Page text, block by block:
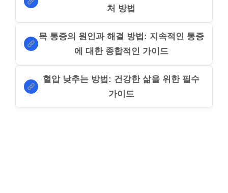
처 방법
목 통증의 원인과 해결 방법: 지속적인 통증
에 대한 종합적인 가이드
혈압 낮추는 방법: 건강한 삶을 위한 필수
가이드